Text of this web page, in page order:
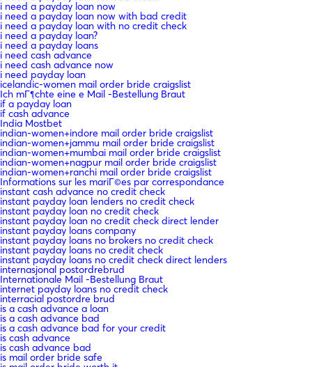
i need a payday loan now
i need a payday loan now with bad credit
i need a payday loan with no credit check
i need a payday loan?
i need a payday loans
i need cash advance
i need cash advance now
i need payday loan
icelandic-women mail order bride craigslist
Ich mГ¶chte eine e Mail -Bestellung Braut
if a payday loan
if cash advance
India Mostbet
indian-women+indore mail order bride craigslist
indian-women+jammu mail order bride craigslist
indian-women+mumbai mail order bride craigslist
indian-women+nagpur mail order bride craigslist
indian-women+ranchi mail order bride craigslist
Informations sur les mariГ©es par correspondance
instant cash advance no credit check
instant payday loan lenders no credit check
instant payday loan no credit check
instant payday loan no credit check direct lender
instant payday loans company
instant payday loans no brokers no credit check
instant payday loans no credit check
instant payday loans no credit check direct lenders
internasjonal postordrebrud
Internationale Mail -Bestellung Braut
internet payday loans no credit check
interracial postordre brud
is a cash advance a loan
is a cash advance bad
is a cash advance bad for your credit
is cash advance
is cash advance bad
is mail order bride safe